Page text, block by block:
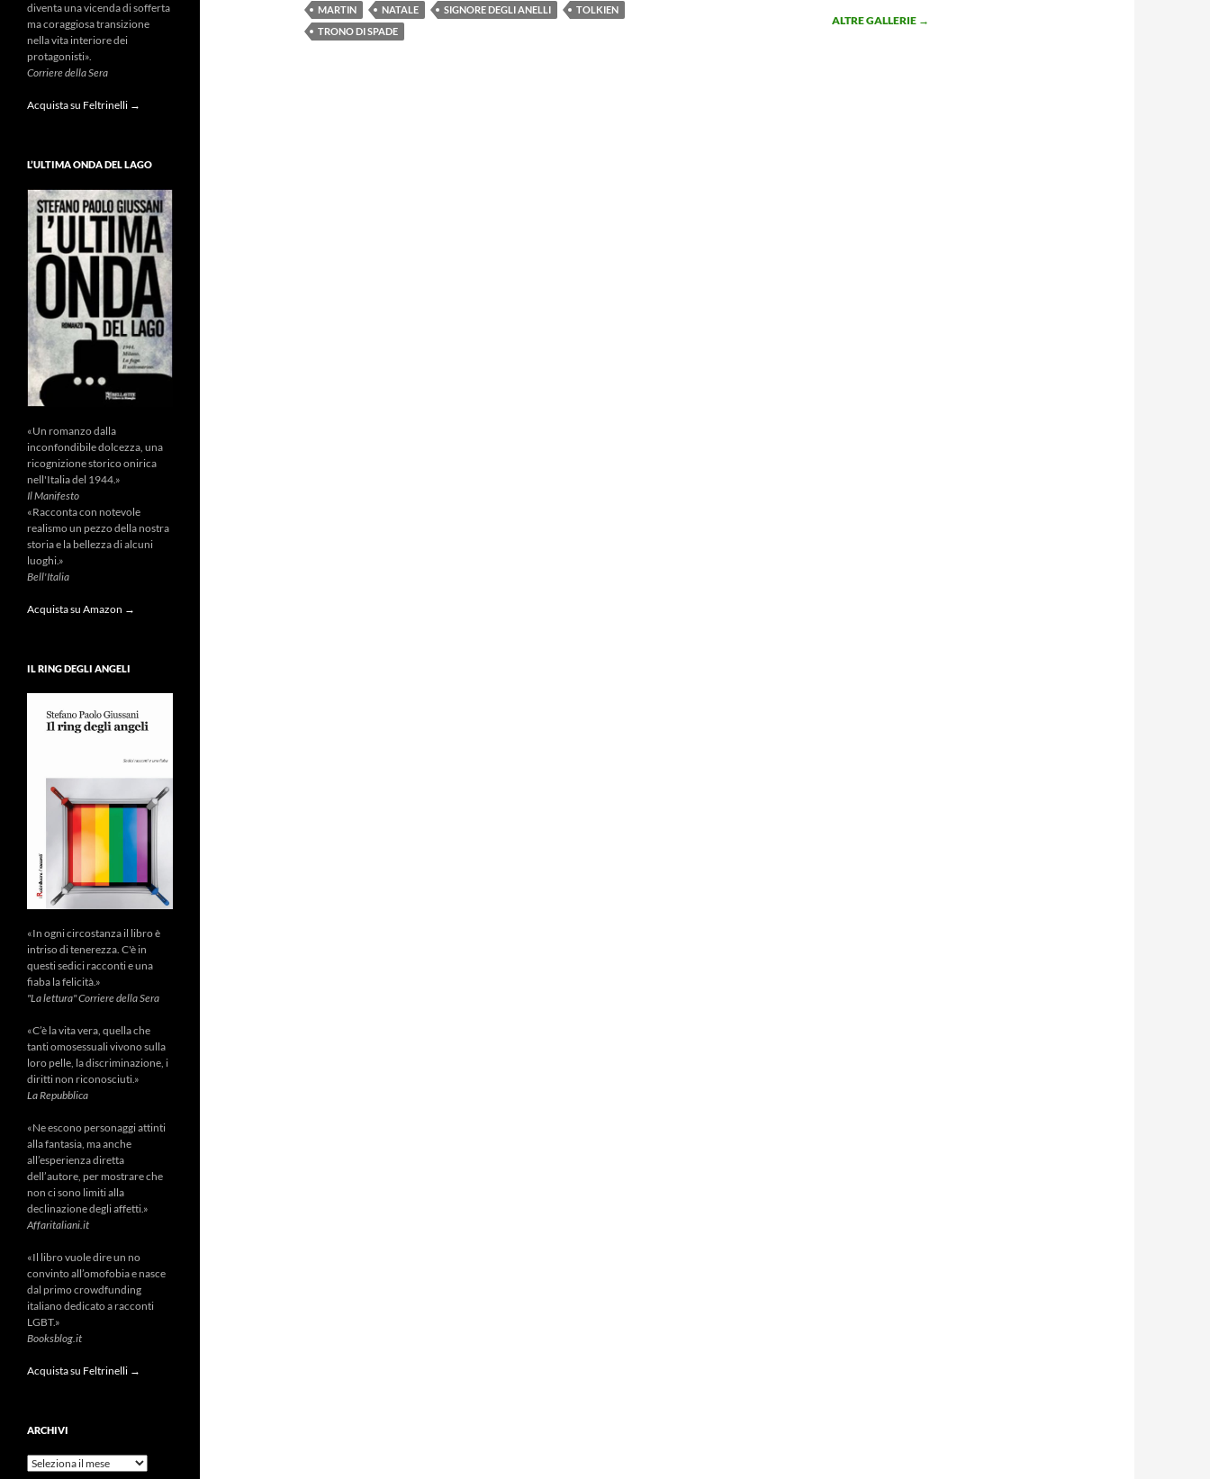
MARTIN
NATALE SIGNORE DEGLI ANELLI
TOLKIEN
TRONO DI SPADE
ALTRE GALLERIE →
diventa una vicenda di sofferta
ma coraggiosa transizione
nella vita interiore dei
protagonisti».
Corriere della Sera
Acquista su Feltrinelli →
L’ULTIMA ONDA DEL LAGO
«Un romanzo dalla
inconfondibile dolcezza, una
ricognizione storico onirica
nell'Italia del 1944.»
Il Manifesto
«Racconta con notevole
realismo un pezzo della nostra
storia e la bellezza di alcuni
luoghi.»
Bell'Italia
Acquista su Amazon →
IL RING DEGLI ANGELI
«In ogni circostanza il libro è
intriso di tenerezza. C'è in
questi sedici racconti e una
fiaba la felicità.»
"La lettura" Corriere della Sera
«C’è la vita vera, quella che
tanti omosessuali vivono sulla
loro pelle, la discriminazione, i
diritti non riconosciuti.»
La Repubblica
«Ne escono personaggi attinti
alla fantasia, ma anche
all’esperienza diretta
dell’autore, per mostrare che
non ci sono limiti alla
declinazione degli affetti.»
Affaritaliani.it
«Il libro vuole dire un no
convinto all’omofobia e nasce
dal primo crowdfunding
italiano dedicato a racconti
LGBT.»
Booksblog.it
Acquista su Feltrinelli →
ARCHIVI
Archivi